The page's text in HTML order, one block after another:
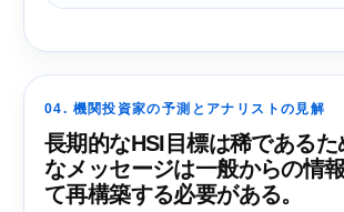
04. 機関投資家の予測とアナリストの見解
長期的なHSI目標は稀である
なメッセージは一般からの情
て再構築する必要がある。